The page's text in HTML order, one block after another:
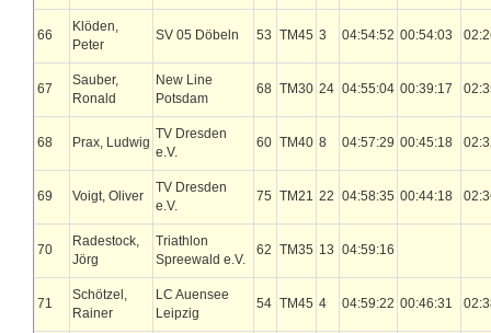
66
Klöden,
Peter
SV 05 Döbeln 53 TM45 3 04:54:52 00:54:03
67
Sauber,
Ronald
New Line
Potsdam
68 TM30 24 04:55:04 00:39:17
68 Prax, Ludwig
TV Dresden
e.V.
60 TM40 8 04:57:29 00:45:18
69 Voigt, Oliver
TV Dresden
e.V.
75 TM21 22 04:58:35 00:44:18
70
Radestock,
Jörg
Triathlon
Spreewald e.V.
62 TM35 13 04:59:16
71
Schötzel,
Rainer
LC Auensee
Leipzig
54 TM45 4 04:59:22 00:46:31